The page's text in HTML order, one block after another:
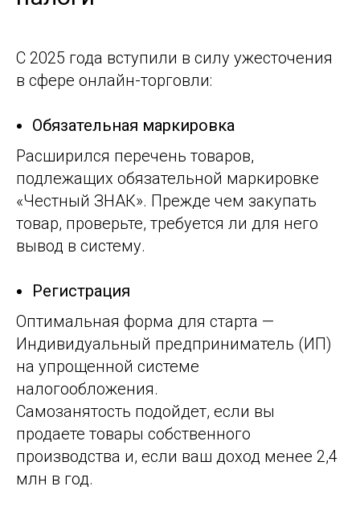
С 2025 года вступили в силу ужесточения
в сфере онлайн-торговли:
Обязательная маркировка
Расширился перечень товаров,
подлежащих обязательной маркировке
«Честный ЗНАК». Прежде чем закупать
товар, проверьте, требуется ли для него
вывод в систему.
Регистрация
Оптимальная форма для старта —
Индивидуальный предприниматель (ИП)
на упрощенной системе
налогообложения.
Самозанятость подойдет, если вы
продаете товары собственного
производства и, если ваш доход менее 2,4
млн в год.